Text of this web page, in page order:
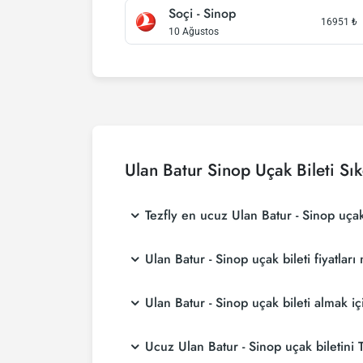
Soçi - Sinop
10 Ağustos
16951 ₺
Ulan Batur Sinop Uçak Bileti
Tezfly en ucuz Ulan Batur - Sinop
aramaktadır. Tezfly sitesinde yapacağın
Ulan Batur - Sinop uçak bileti
rezervasyon yaparak ve promosyonları
Ulan Batur - Sinop uçak bileti almak
alırsanız çok daha ucuza uçarsınız.
Ucuz Ulan Batur - Sinop uçak biletini